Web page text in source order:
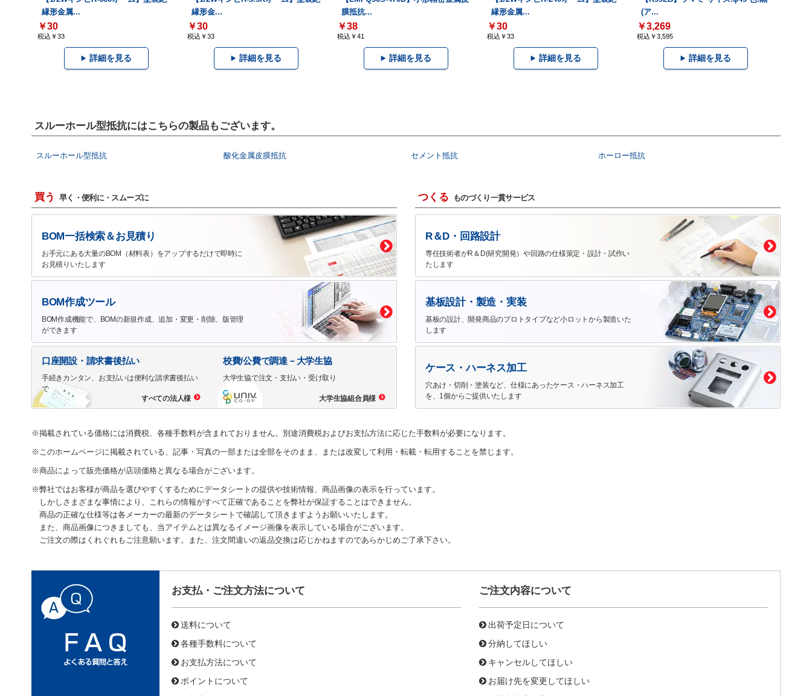
縁形金属...
￥30
税込￥33
詳細を見る
縁形金...
￥30
税込￥33
詳細を見る
膜抵抗...
￥38
税込￥41
詳細を見る
縁形金属...
￥30
税込￥33
詳細を見る
(ア...
￥3,269
税込￥3,595
詳細を見る
スルーホール型抵抗にはこちらの製品もございます。
スルーホール型抵抗 酸化金属皮膜抵抗 セメント抵抗 ホーロー抵抗
買う 早く・便利に・スムーズに
BOM一括検索＆お見積り
お手元にある大量のBOM（材料表）をアップするだけで即時に
お見積りいたします
BOM作成ツール
BOM作成機能で、BOMの新規作成、追加・変更・削除、版管理
ができます
口座開設・請求書後払い
手続きカンタン、お支払いは便利な請求書後払い
で
すべての法人様
校費/公費で調達－大学生協
大学生協で注文・支払い・受け取り
大学生協組合員様
つくる ものづくり一貫サービス
R＆D・回路設計
専任技術者がR＆D(研究開発）や回路の仕様策定・設計・試作い
たします
基板設計・製造・実装
基板の設計、開発商品のプロトタイプなど小ロットから製造いた
します
ケース・ハーネス加工
穴あけ・切削・塗装など、仕様にあったケース・ハーネス加工
を、1個からご提供いたします
※掲載されている価格には消費税、各種手数料が含まれておりません。別途消費税およびお支払方法に応じた手数料が必要になります。
※このホームページに掲載されている、記事・写真の一部または全部をそのまま、または改変して利用・転載・転用することを禁じます。
※商品によって販売価格が店頭価格と異なる場合がございます。
※弊社ではお客様が商品を選びやすくするためにデータシートの提供や技術情報、商品画像の表示を行っています。
しかしさまざまな事情により、これらの情報がすべて正確であることを弊社が保証することはできません。
商品の正確な仕様等は各メーカーの最新のデータシートで確認して頂きますようお願いいたします。
また、商品画像につきましても、当アイテムとは異なるイメージ画像を表示している場合がございます。
ご注文の際はくれぐれもご注意願います。また、注文間違いの返品交換は応じかねますのであらかじめご了承下さい。
お支払・ご注文方法について
送料について
各種手数料について
お支払方法について
ポイントについて
ご注文内容について
出荷予定日について
分納してほしい
キャンセルしてほしい
お届け先を変更してほしい